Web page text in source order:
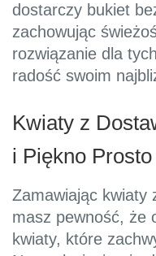
dostarczy bukiet
zachowując
rozwiązanie dla
radość swoim
Kwiaty z
i Piękno
Zamawiając kwiaty
masz pewność, że
kwiaty, które